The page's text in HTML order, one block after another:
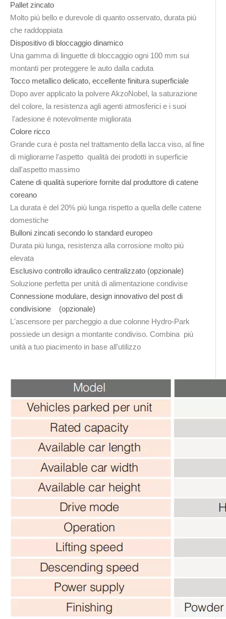
Pallet zincato
Molto più bello e durevole di quanto osservato, durata più
che raddoppiata
Dispositivo di bloccaggio dinamico
Una gamma di linguette di bloccaggio ogni 100 mm sui
montanti per proteggere le auto dalla caduta
Tocco metallico delicato, eccellente finitura superficiale
Dopo aver applicato la polvere AkzoNobel, la saturazione
del colore, la resistenza agli agenti atmosferici e i suoi
l'adesione è notevolmente migliorata
Colore ricco
Grande cura è posta nel trattamento della lacca viso, al fine
di migliorarne l'aspetto qualità dei prodotti in superficie
dall'aspetto massimo
Catene di qualità superiore fornite dal produttore di catene
coreano
La durata è del 20% più lunga rispetto a quella delle catene
domestiche
Bulloni zincati secondo lo standard europeo
Durata più lunga, resistenza alla corrosione molto più
elevata
Esclusivo controllo idraulico centralizzato (opzionale)
Soluzione perfetta per unità di alimentazione condivise
Connessione modulare, design innovativo del post di
condivisione (opzionale)
L'ascensore per parcheggio a due colonne Hydro-Park
possiede un design a montante condiviso. Combina più
unità a tuo piacimento in base all'utilizzo